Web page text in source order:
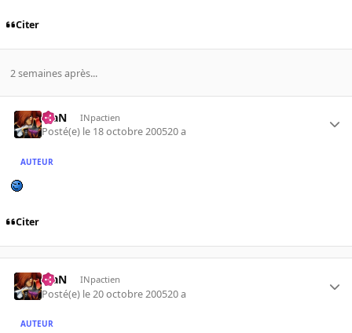
Citer
2 semaines après...
KiaN INpactien
Posté(e) le 18 octobre 200520 a
AUTEUR
Citer
KiaN INpactien
Posté(e) le 20 octobre 200520 a
AUTEUR